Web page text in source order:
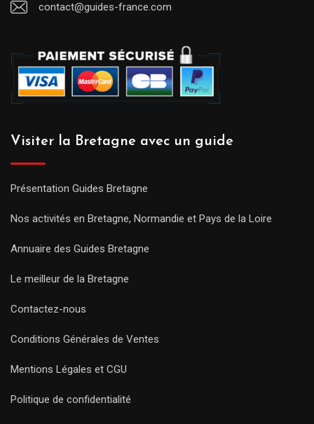
contact@guides-france.com
Visiter la Bretagne avec un guide
Présentation Guides Bretagne
Nos activités en Bretagne, Normandie et Pays de la Loire
Annuaire des Guides Bretagne
Le meilleur de la Bretagne
Contactez-nous
Conditions Générales de Ventes
Mentions Légales et CGU
Politique de confidentialité